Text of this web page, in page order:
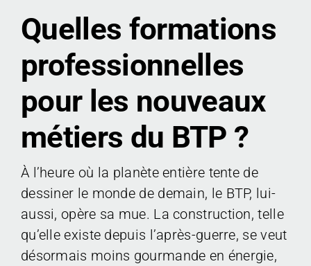
RÉSEAU D’ENTREPRISES
ACCÉLÉRATEUR
RESSOURCES
CONTACT
Quelles formations
professionnelles
pour les nouveaux
métiers du BTP ?
À l’heure où la planète entière tente de
dessiner le monde de demain, le BTP, lui-
aussi, opère sa mue. La construction, telle
qu’elle existe depuis l’après-guerre, se veut
désormais moins gourmande en énergie,